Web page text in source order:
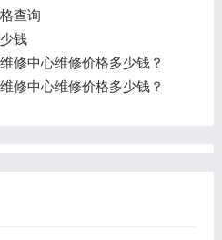
查询
钱
修中心维修价格多少钱？
修中心维修价格多少钱？